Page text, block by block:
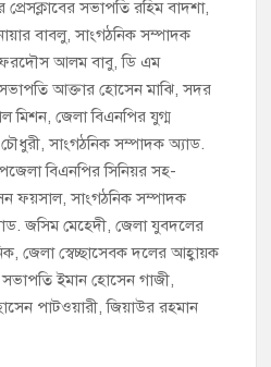
সভাপতি রহিম বাদশা,
বাবলু, সাংগঠনিক সম্পাদক
আলম বাবু, ডি এম
আক্তার হোসেন মাঝি, সদর
মিশন, জেলা বিএনপির যুগ্ম
সাংগঠনিক সম্পাদক অ্যাড.
বিএনপির সিনিয়র সহ-
ফয়সাল, সাংগঠনিক সম্পাদক
জসিম মেহেদী, জেলা যুবদলের
জেলা স্বেচ্ছাসেবক দলের আহ্বায়ক
সভাপতি ইমান হোসেন গাজী,
পাটওয়ারী, জিয়াউর রহমান